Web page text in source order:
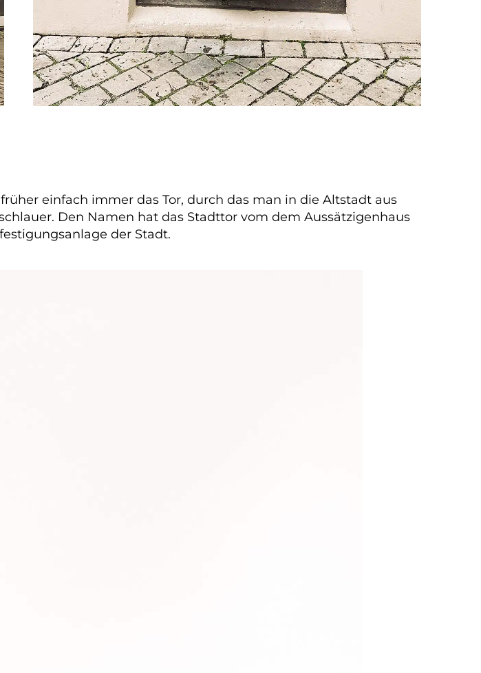
einfach immer das Tor, durch das man in die Altstadt aus
Den Namen hat das Stadttor vom dem Aussätzigenhaus
der Stadt.